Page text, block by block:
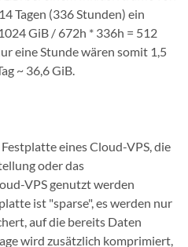
Tagen (336 Stunden) ein
GiB / 672h * 336h = 512
eine Stunde wären somit 1,5
~ 36,6 GiB.
eines Cloud-VPS, die
oder das
VPS genutzt werden
ist "sparse", es werden nur
auf die bereits Daten
wird zusätzlich komprimiert,